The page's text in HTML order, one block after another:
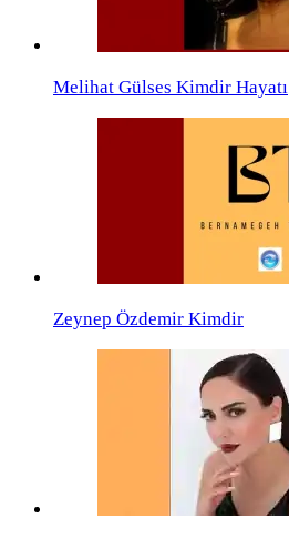
Melihat Gülses Kimdir Hayatı
Zeynep Özdemir Kimdir